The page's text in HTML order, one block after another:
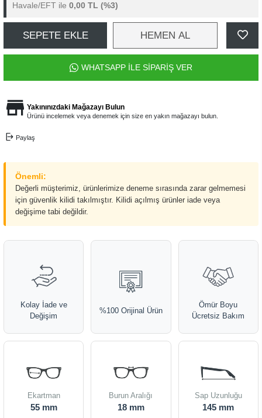
Havale/EFT ile 0,00 TL (%3)
SEPETE EKLE HEMEN AL
WHATSAPP İLE SİPARİŞ VER
Yakınınızdaki Mağazayı Bulun
Ürünü incelemek veya denemek için size en yakın mağazayı bulun.
Paylaş
Önemli:
Değerli müşterimiz, ürünlerimize deneme sırasında zarar gelmemesi
için güvenlik kilidi takılmıştır. Kilidi açılmış ürünler iade veya
değişime tabi değildir.
Kolay İade ve
Değişim
%100 Orijinal Ürün
Ömür Boyu
Ücretsiz Bakım
Ekartman
55 mm
Burun Aralığı
18 mm
Sap Uzunluğu
145 mm